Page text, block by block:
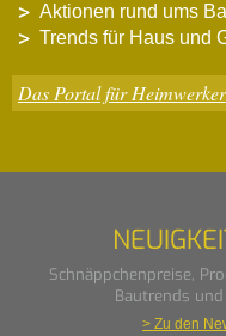
Aktionen rund ums
Trends für Haus und
Das Portal für Heimwerker
Schnäppchenpreise,
Bautrends
> Zu den